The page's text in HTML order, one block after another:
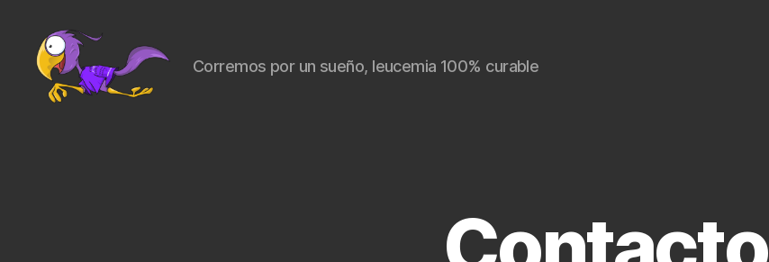
Corremos por un sueño, leucemia 100% curable